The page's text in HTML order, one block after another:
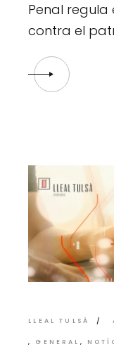
Penal regula
contra el
LLEAL TULSÀ
GENERAL